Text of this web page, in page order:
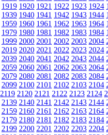
1919 1920 1921 1922 1923 1924
1939 1940 1941 1942 1943 1944
1959 1960 1961 1962 1963 1964
1979 1980 1981 1982 1983 1984
1999 2000 2001 2002 2003 2004
2019 2020 2021 2022 2023 2024
2039 2040 2041 2042 2043 2044
2059 2060 2061 2062 2063 2064
2079 2080 2081 2082 2083 2084
2099 2100 2101 2102 2103 2104
2119 2120 2121 2122 2123 2124
2139 2140 2141 2142 2143 2144
2159 2160 2161 2162 2163 2164
2179 2180 2181 2182 2183 2184
2199 2200 2201 2202 2203 2204